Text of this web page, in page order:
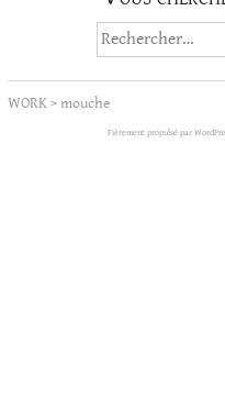
Rechercher :
WORK>mouche
Fièrement propulsé par